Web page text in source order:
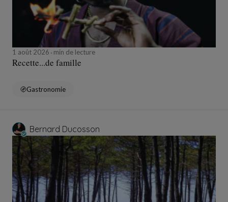
1 août 2026 min de lecture
Recette...de famille
Gastronomie
Bernard Ducosson